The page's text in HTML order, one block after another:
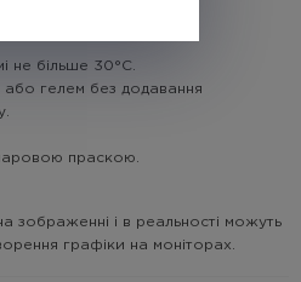
не більше 30°C.
гелем без додавання
праскою.
зображенні і в реальності можуть
графіки на моніторах.